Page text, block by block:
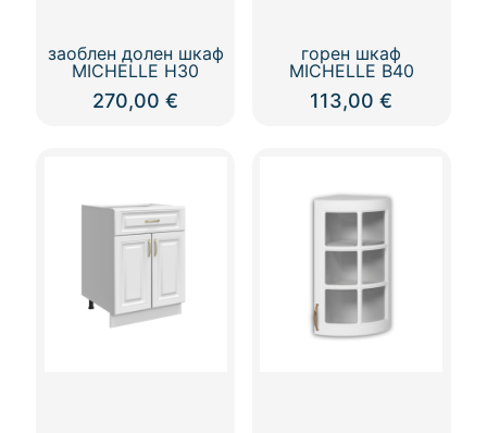
заоблен долен шкаф
MICHELLE Н30
270,00€
горен шкаф
MICHELLE В40
113,00€